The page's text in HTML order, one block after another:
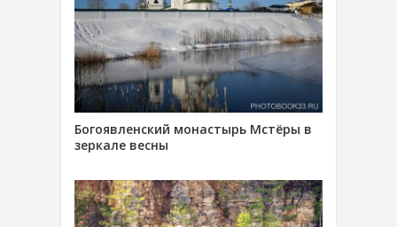
Богоявленский монастырь Мстёры в
зеркале весны